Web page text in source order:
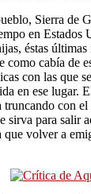
Sierra de
en Estados
éstas
como cabía de
con las que
en ese lugar.
con
sirva para salir
que volver a